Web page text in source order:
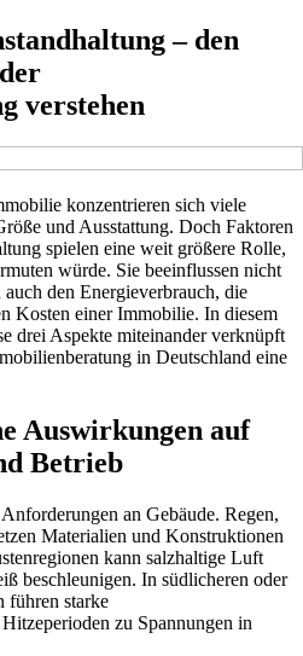
– den
verstehen
konzentrieren sich viele
und Ausstattung. Doch Faktoren
spielen eine weit größere Rolle,
würde. Sie beeinflussen nicht
den Energieverbrauch, die
Kosten einer Immobilie. In diesem
drei Aspekte miteinander verknüpft
in Deutschland eine
Auswirkungen auf
Betrieb
an Gebäude. Regen,
Materialien und Konstruktionen
kann salzhaltige Luft
beschleunigen. In südlicheren oder
führen starke
zu Spannungen in